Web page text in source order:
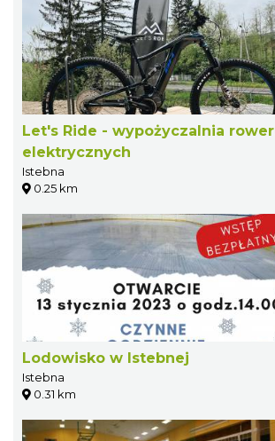
Let's Ride - wypożyczalnia
elektrycznych
Istebna
0.25 km
Lodowisko w Istebnej
Istebna
0.31 km